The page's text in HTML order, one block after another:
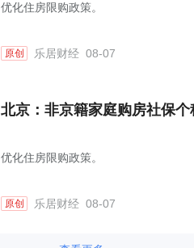
优化住房限购政策。
原创 乐居财经 08-07
北京：非京籍家庭购房社保
优化住房限购政策。
原创 乐居财经 08-07